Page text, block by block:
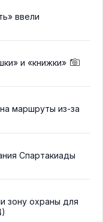
ввели
и «книжки»
маршруты из-за
Спартакиады
зону охраны для